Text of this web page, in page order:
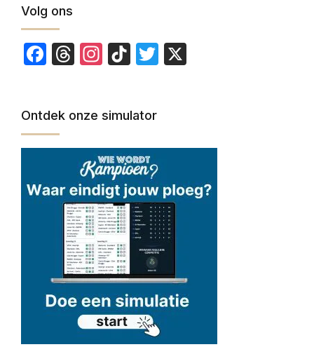
Volg ons
Facebook
Threads
Instagram
TikTokTwitter
Ontdek onze simulator